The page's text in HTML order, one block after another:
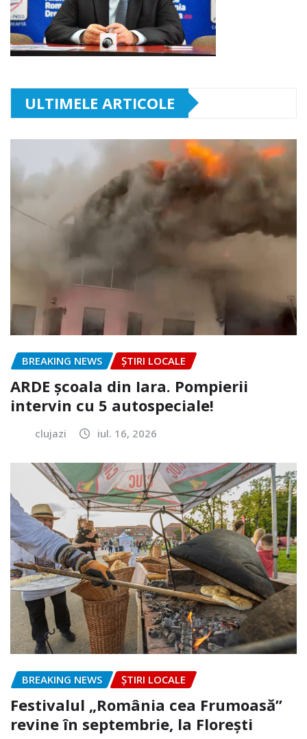
ULTIMELE ARTICOLE
BREAKING NEWS ȘTIRI LOCALE
ARDE școala din Iara. Pompierii
intervin cu 5 autospeciale!
clujazi iul. 16, 2026
BREAKING NEWS ȘTIRI LOCALE
Festivalul „România cea Frumoasă”
revine în septembrie, la Florești